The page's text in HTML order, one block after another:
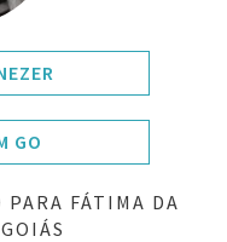
GO
FÁTIMA DA